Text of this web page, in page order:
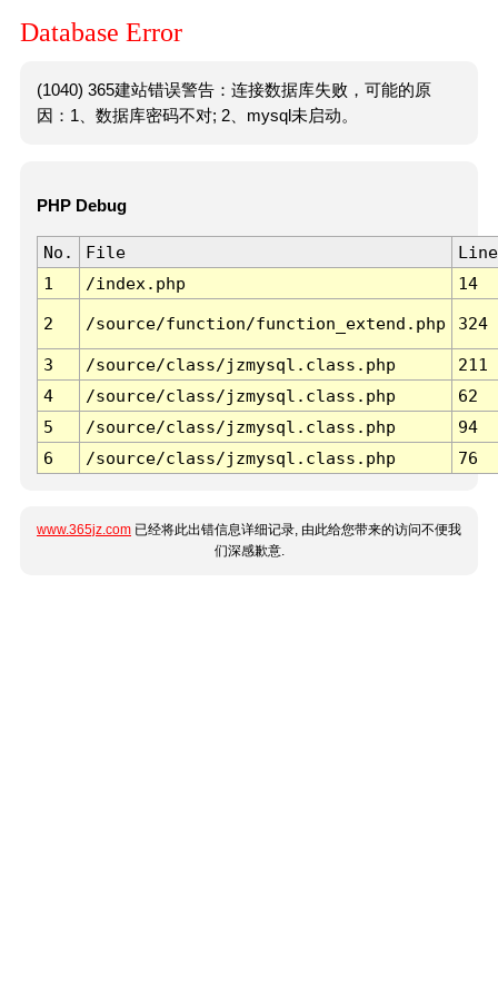
Database Error
(1040) 365建站错误警告：连接数据库失败，可能的原
因：1、数据库密码不对; 2、mysql未启动。
PHP Debug
No. File
Line
1
/index.php 14
2 /source/function/function_extend.php 324
3 /source/class/jzmysql.class.php
211
4
/source/class/jzmysql.class.php
62
5
/source/class/jzmysql.class.php
94
6
/source/class/jzmysql.class.php 76
www.365jz.com 已经将此出错信息详细记录, 由此给您带来的访问不便我
们深感歉意.